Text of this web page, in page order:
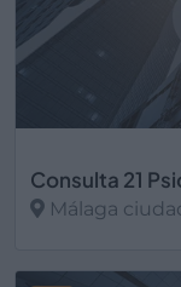
Consulta 21
Málaga